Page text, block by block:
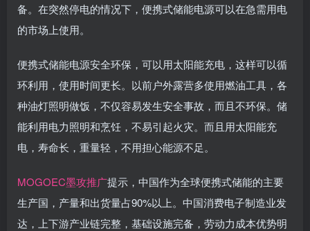
备。在突然停电的情况下，便携式储能电源可以在急需用电
的市场上使用。
便携式储能电源安全环保，可以用太阳能充电，这样可以循
环利用，使用时间更长。以前户外露营多使用燃油工具，各
种油灯照明做饭，不仅容易发生安全事故，而且不环保。储
能利用电力照明和烹饪，不易引起火灾。而且用太阳能充
电，寿命长，重量轻，不用担心能源不足。
MOGOEC墨攻推广提示，中国作为全球便携式储能的主要
生产国，产量和出货量占90%以上。中国消费电子制造业发
达，上下游产业链完整，基础设施完备，劳动力成本优势明